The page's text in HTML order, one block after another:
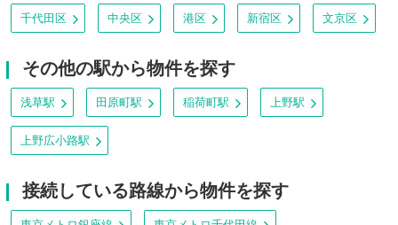
千代田区 中央区 港区 新宿区 文京区
その他の駅から物件を探す
浅草駅 田原町駅 稲荷町駅 上野駅
上野広小路駅
接続している路線から物件を探す